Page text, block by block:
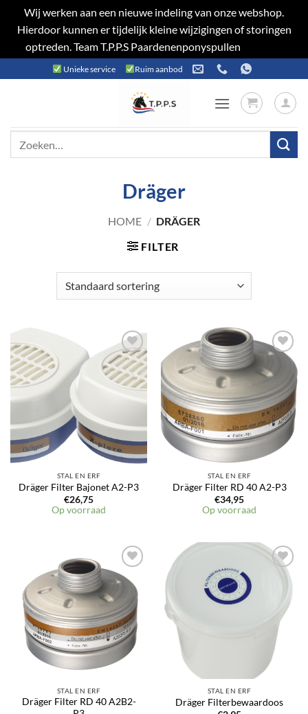
Wij werken aan een nieuwe indeling van onze webshop.
Hierdoor kunnen er tijdelijk kleine wijzigingen of storingen
optreden. Team T.P.P.S Paardenenponyspullen
naar
Unieke service Ruim aanbod
Dräger
HOME / DRÄGER
FILTER
Toevoegen
aan
verlanglijst
STAL EN ERF
Dräger Filter Bajonet A2-P3
€26,75
Op voorraad
Toevoegen
aan
verlanglijst
STAL EN ERF
Dräger Filter RD 40 A2-P3
€34,95
Op voorraad
Toevoegen
aan
verlanglijst
STAL EN ERF
Dräger Filter RD 40 A2B2-
Toevoegen
verlanglijst
STAL EN ERF
Dräger Filterbewaardoos